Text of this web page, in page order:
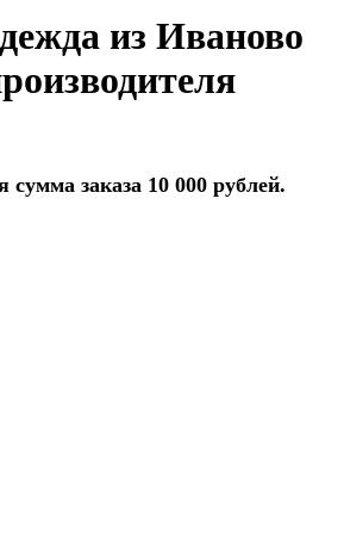
из Иваново
заказа 10 000 рублей.